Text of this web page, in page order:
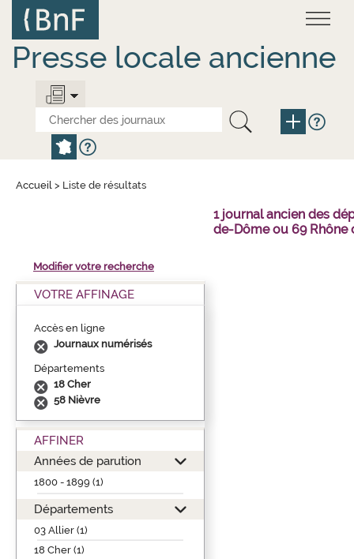
contenu
principal
Presse locale ancienne
Accueil > Liste de résultats
1 journal ancien des
de-Dôme ou 69 Rhône
Modifier votre recherche
VOTRE AFFINAGE
Accès en ligne
Journaux numérisés
Départements
18 Cher
58 Nièvre
AFFINER
Années de parution
1800 - 1899 (1)
Départements
03 Allier (1)
18 Cher (1)
Panneau de gestion des cookies